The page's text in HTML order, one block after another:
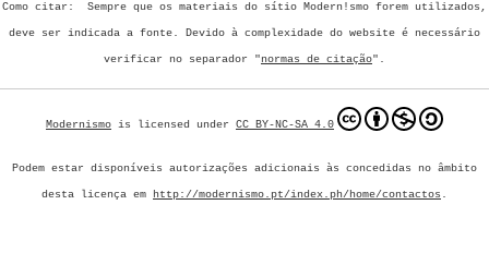
Como citar: Sempre que os materiais do sítio Modern!smo forem utilizados,
deve ser indicada a fonte. Devido à complexidade do website é necessário
verificar no separador "normas de citação".
Modernismo is licensed under CC BY-NC-SA 4.0
Podem estar disponíveis autorizações adicionais às concedidas no âmbito
desta licença em http://modernismo.pt/index.ph/home/contactos .